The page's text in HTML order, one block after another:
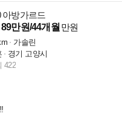
아방가르드
만원/44개월 만원
가솔린
경기 고양시
422